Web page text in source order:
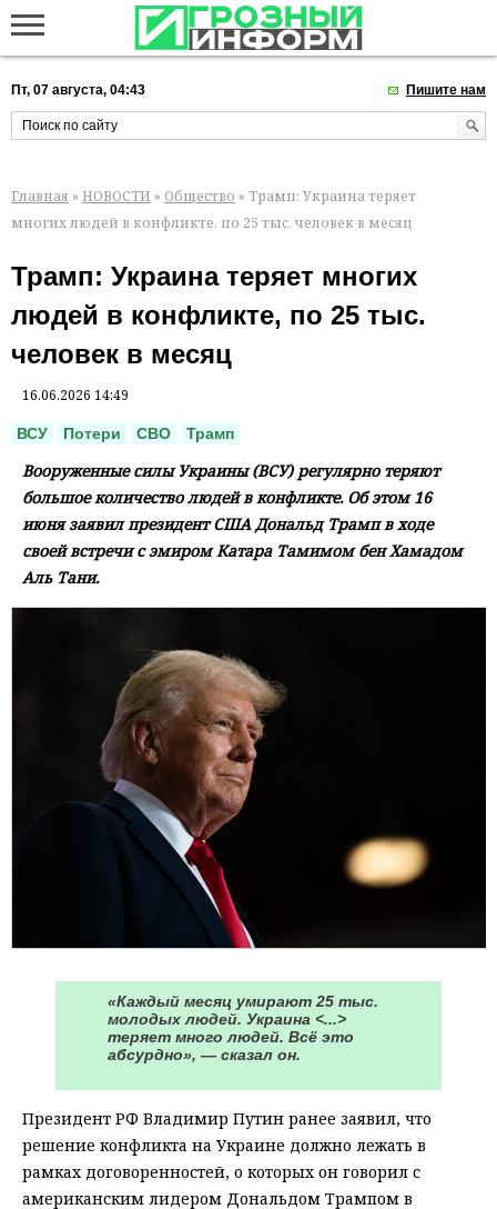
Пт, 07 августа, 04:43 Пишите нам
Главная » НОВОСТИ » Общество » Трамп: Украина теряет
многих людей в конфликте, по 25 тыс. человек в месяц
Трамп: Украина теряет многих
людей в конфликте, по 25 тыс.
человек в месяц
16.06.2026 14:49
ВСУ Потери СВО Трамп
Вооруженные силы Украины (ВСУ) регулярно теряют
большое количество людей в конфликте. Об этом 16
июня заявил президент США Дональд Трамп в ходе
своей встречи с эмиром Катара Тамимом бен Хамадом
Аль Тани.
«Каждый месяц умирают 25 тыс.
молодых людей. Украина <...>
теряет много людей. Всё это
абсурдно», — сказал он.
Президент РФ Владимир Путин ранее заявил, что
решение конфликта на Украине должно лежать в
рамках договоренностей, о которых он говорил с
американским лидером Дональдом Трампом в